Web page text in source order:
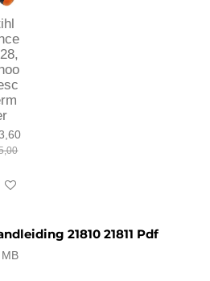
winkelwagen
21810 21811 Pdf